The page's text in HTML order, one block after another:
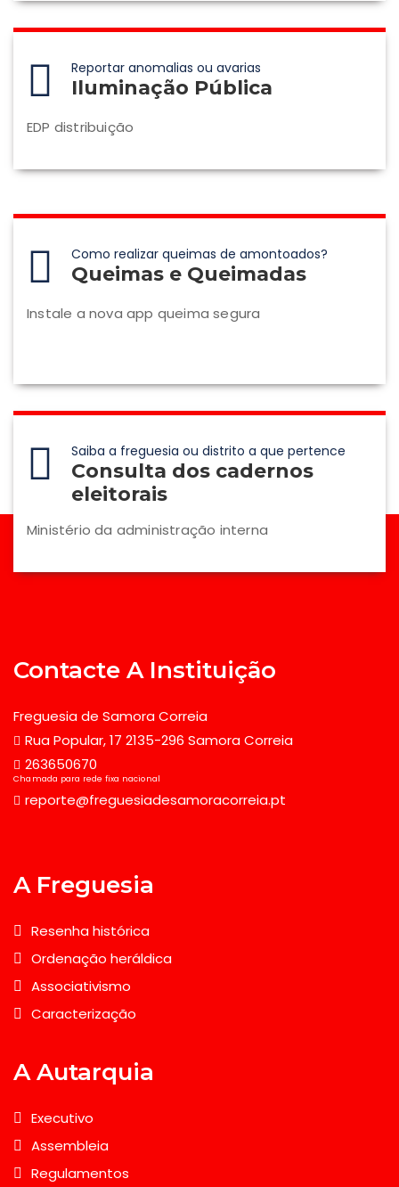
Reportar anomalias ou avarias
Iluminação Pública
EDP distribuição
Como realizar queimas de amontoados?
Queimas e Queimadas
Instale a nova app queima segura
Saiba a freguesia ou distrito a que pertence
Consulta dos cadernos
eleitorais
Ministério da administração interna
Contacte A Instituição
Freguesia de Samora Correia
Rua Popular, 17 2135-296 Samora Correia
263650670
Chamada para rede fixa nacional
reporte@freguesiadesamoracorreia.pt
A Freguesia
Resenha histórica
Ordenação heráldica
Associativismo
Caracterização
A Autarquia
Executivo
Assembleia
Regulamentos